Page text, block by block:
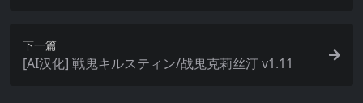
下一篇
[AI汉化] 戦鬼キルスティン/战鬼克莉丝汀 v1.11